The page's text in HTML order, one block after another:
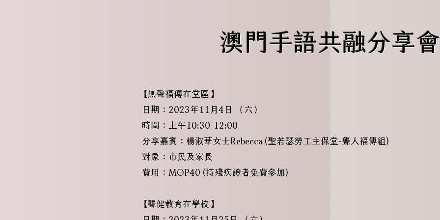
澳門手語共融分享會
【無聲福傳在堂區】
日期：2023年11月4日 （六）
時間：上午10:30-12:00
分享嘉賓：楊淑華女士Rebecca (聖若瑟勞工主保堂-聾人福傳組)
對象：市民及家長
費用：MOP40 (持殘疾證者免費參加)
【聾健教育在學校】